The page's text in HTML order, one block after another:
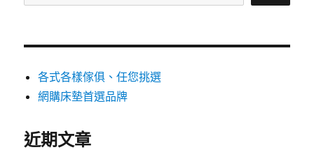
各式各樣傢俱、任您挑選
網購床墊首選品牌
近期文章